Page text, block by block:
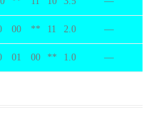
00 ** 11 2.0 —
01 00 ** 1.0 —